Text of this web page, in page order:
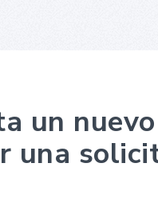
un
una